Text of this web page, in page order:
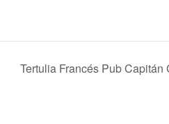
Tertulia Francés Pub Capitán